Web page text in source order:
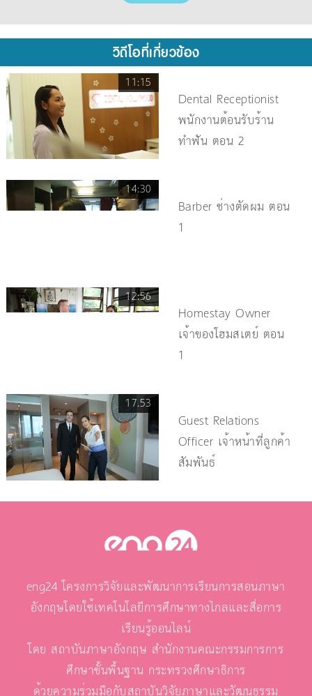
วิดีโอที่เกี่ยวข้อง
11:15
Dental Receptionist
พนักงานต้อนรับร้าน
ทำฟัน ตอน 2
14:30
Barber ช่างตัดผม ตอน
1
12:56
Homestay Owner
เจ้าของโฮมสเตย์ ตอน
1
17.53
Guest Relations
Officer เจ้าหน้าที่ลูกค้า
สัมพันธ์
eng24 โครงการวิจัยและพัฒนาการเรียนการสอนภาษา
อังกฤษโดยใช้เทคโนโลยีการศึกษาทางไกลและสื่อการ
เรียนรู้ออนไลน์
โดย สถาบันภาษาอังกฤษ สำนักงานคณะกรรมการการ
ศึกษาขั้นพื้นฐาน กระทรวงศึกษาธิการ